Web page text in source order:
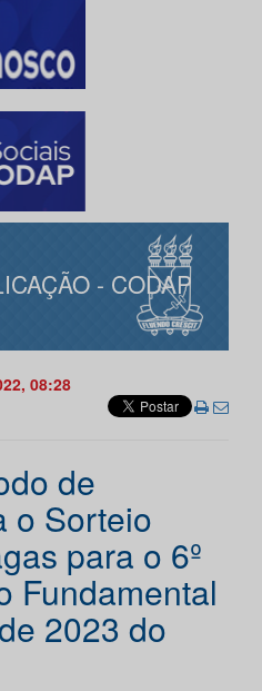
- CODAP
08:28
de
o Sorteio
para o 6º
Fundamental
2023 do